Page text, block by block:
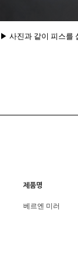
▶ 사진과 같이 피스를
제품명
베르엔 미러